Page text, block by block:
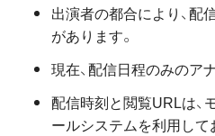
出演者の都合により、配
があります。
現在、配信日程のみのア
配信時刻と閲覧URLは、
ールシステムを利用して